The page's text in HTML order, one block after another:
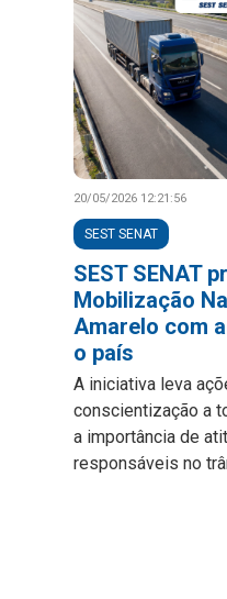
20/05/2026 12:21:56
SEST SENAT
SEST SENAT
Mobilização
Amarelo com
o país
A iniciativa leva
conscientização a
a importância de
responsáveis no